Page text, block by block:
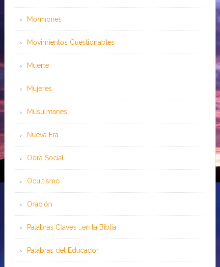
Mormones
Movimientos Cuestionables
Muerte
Mujeres
Musulmanes
Nueva Era
Obra Social
Ocultismo
Oración
Palabras Claves …en la Biblia
Palabras del Educador